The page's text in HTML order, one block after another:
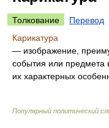
Толкование
Перевод
Карикатура
— изображение,
события или предмета
их характерных
Популярный политический